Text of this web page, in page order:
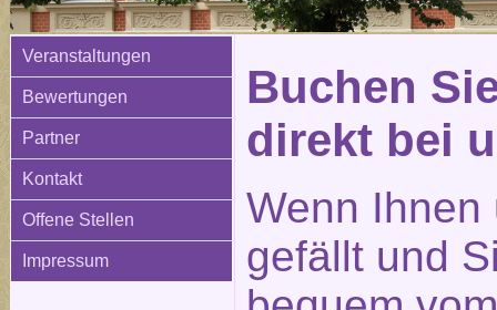
Veranstaltungen
Bewertungen
Partner
Kontakt
Offene Stellen
Impressum
Buchen
direkt bei
Wenn Ihnen
gefällt und